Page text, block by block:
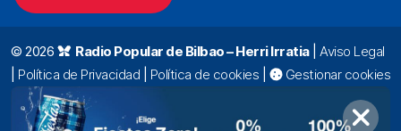
© 2026 Radio Popular de Bilbao – Herri Irratia| Aviso Legal
Política de Privacidad Política de cookies
Gestionar cookies
Alda. Mazarredo, 47 – 7º 48009 Bilbao |
|
oyentes@radiopopular.com